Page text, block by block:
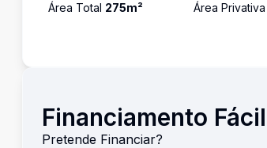
Área Total 275m² Área Privativa
Financiamento Fácil
Pretende Financiar?